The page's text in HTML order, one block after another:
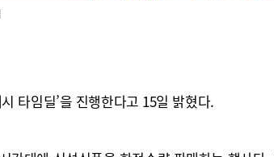
타임딜’을 진행한다고 15일 밝혔다.